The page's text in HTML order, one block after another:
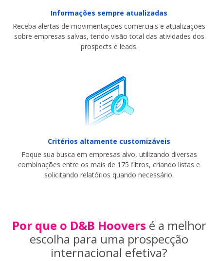
Informações sempre atualizadas
Receba alertas de movimentações comerciais e atualizações
sobre empresas salvas, tendo visão total das atividades dos
prospects e leads.
Critérios altamente customizáveis
Foque sua busca em empresas alvo, utilizando diversas
combinações entre os mais de 175 filtros, criando listas e
solicitando relatórios quando necessário.
Por que o D&B Hoovers é a melhor
escolha para uma prospecção
internacional efetiva?